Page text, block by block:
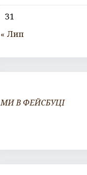
31
« Лип
МИ В ФЕЙСБУЦІ